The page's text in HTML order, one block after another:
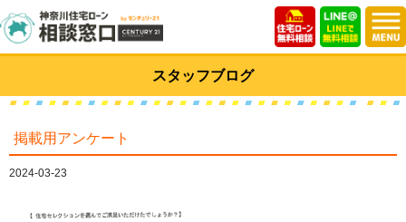
スタッフブログ
掲載用アンケート
2024-03-23